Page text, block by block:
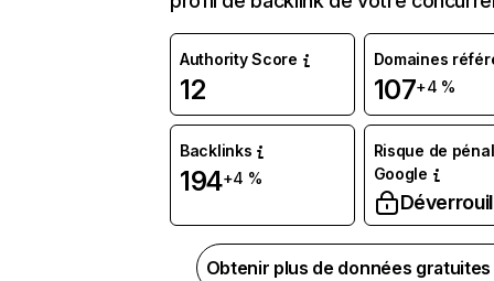
Authority Score
12
Domaines
107+4 %
Backlinks
194+4 %
Risque de
Google
Obtenir plus de données